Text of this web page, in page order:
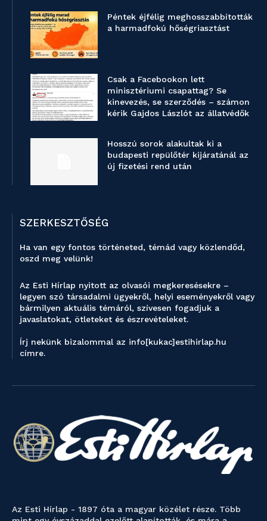
Péntek éjfélig meghosszabbították
a harmadfokú hőségriasztást
Csak a Facebookon lett
minisztériumi csapattag? Se
kinevezés, se szerződés – számon
kérik Gajdos Lászlót az állatvédők
Hosszú sorok alakultak ki a
budapesti repülőtér kijáratánál az
új fizetési rend után
SZERKESZTŐSÉG
Ha van egy fontos történeted, témád vagy közlendőd,
oszd meg velünk!
Az Esti Hírlap nyitott az olvasói megkeresésekre –
legyen szó társadalmi ügyekről, helyi eseményekről vagy
bármilyen aktuális témáról, szívesen fogadjuk a
javaslatokat, ötleteket és észrevételeket.
Írj nekünk bizalommal az info[kukac]estihirlap.hu
címre.
Az Esti Hírlap - 1897 óta a magyar közélet része. Több